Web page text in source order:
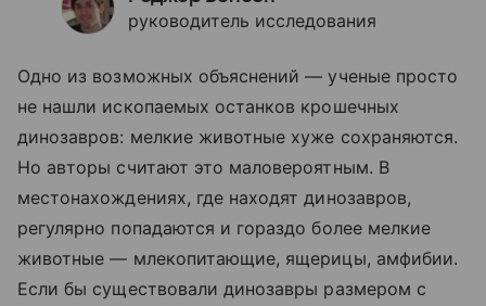
руководитель исследования
Одно из возможных объяснений — ученые просто
не нашли ископаемых останков крошечных
динозавров: мелкие животные хуже сохраняются.
Но авторы считают это маловероятным. В
местонахождениях, где находят динозавров,
регулярно попадаются и гораздо более мелкие
животные — млекопитающие, ящерицы, амфибии.
Если бы существовали динозавры размером с